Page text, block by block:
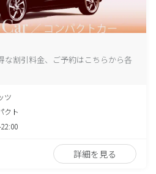
な割引料金、ご予約はこちらから各
ツ
クト
詳細を見る